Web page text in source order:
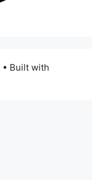
• Built with